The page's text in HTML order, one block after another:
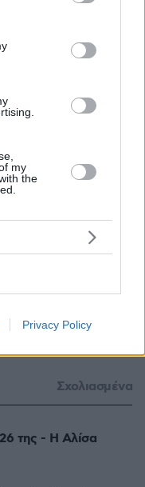
third-party tags to
in below Google
my
the
Privacy Policy
Σχολιασμένα
της - Η Αλίσα